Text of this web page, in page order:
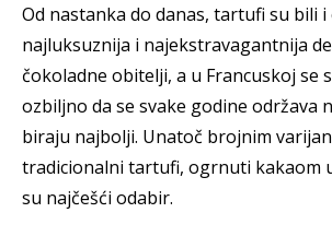
Od nastanka do danas, tartufi su bili i
najluksuznija i najekstravagantnija
čokoladne obitelji, a u Francuskoj se
ozbiljno da se svake godine održava
biraju najbolji. Unatoč brojnim
tradicionalni tartufi, ogrnuti kakaom
su najčešći odabir.